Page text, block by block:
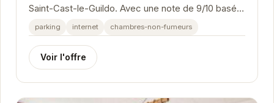
Saint-Cast-le-Guildo. Avec une note de 9/10 basée
sur plus de 33 000 avis, l'établissement promet...
parking internet chambres-non-fumeurs
Voir l'offre